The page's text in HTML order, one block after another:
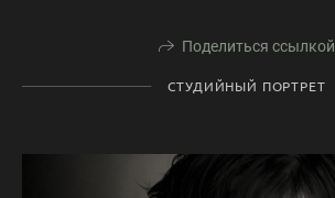
Поделиться ссылкой
СТУДИЙНЫЙ ПОРТРЕТ